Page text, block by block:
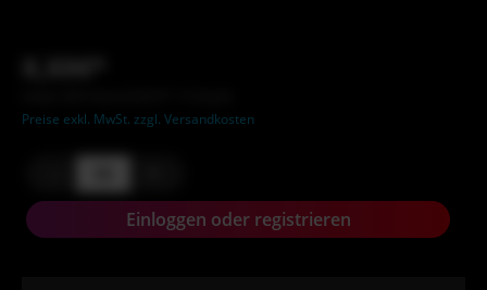
Preise exkl. MwSt. zzgl. Versandkosten
Einloggen oder registrieren